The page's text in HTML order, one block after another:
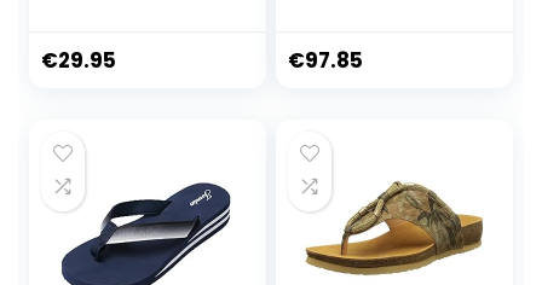
€29.95 €97.85